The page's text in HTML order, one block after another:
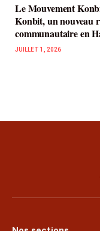
Le Mouvement
Konbit, un nouveau
communautaire en
JUILLET 1, 2026